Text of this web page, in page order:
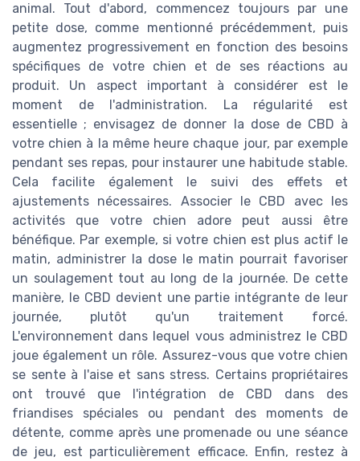
animal. Tout d'abord, commencez toujours par une
petite dose, comme mentionné précédemment, puis
augmentez progressivement en fonction des besoins
spécifiques de votre chien et de ses réactions au
produit. Un aspect important à considérer est le
moment de l'administration. La régularité est
essentielle ; envisagez de donner la dose de CBD à
votre chien à la même heure chaque jour, par exemple
pendant ses repas, pour instaurer une habitude stable.
Cela facilite également le suivi des effets et
ajustements nécessaires. Associer le CBD avec les
activités que votre chien adore peut aussi être
bénéfique. Par exemple, si votre chien est plus actif le
matin, administrer la dose le matin pourrait favoriser
un soulagement tout au long de la journée. De cette
manière, le CBD devient une partie intégrante de leur
journée, plutôt qu'un traitement forcé.
L'environnement dans lequel vous administrez le CBD
joue également un rôle. Assurez-vous que votre chien
se sente à l'aise et sans stress. Certains propriétaires
ont trouvé que l'intégration de CBD dans des
friandises spéciales ou pendant des moments de
détente, comme après une promenade ou une séance
de jeu, est particulièrement efficace. Enfin, restez à